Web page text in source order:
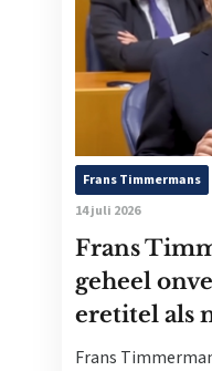
Frans Timmermans
14 juli 2026
Frans
geheel
eretitel als
Frans